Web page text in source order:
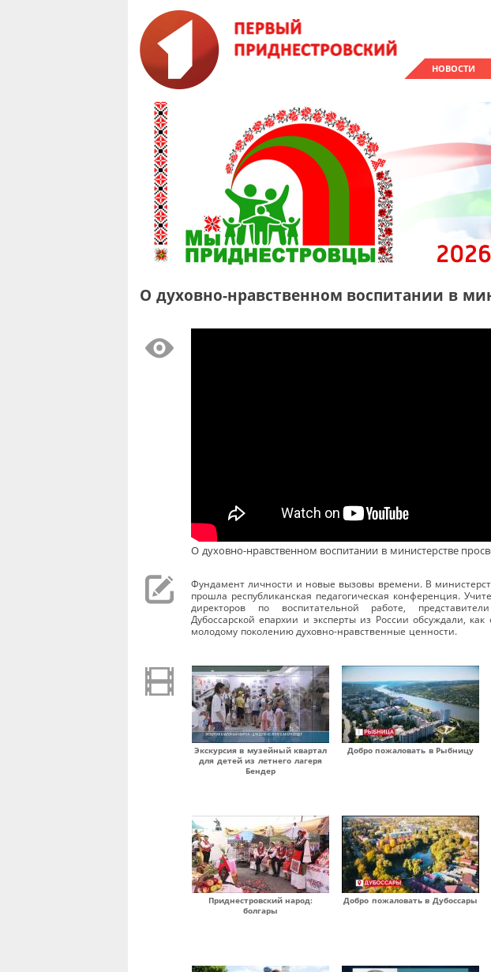
НОВОСТИ
О духовно-нравственном воспитании в
О духовно-нравственном воспитании в министерстве
Фундамент личности и новые вызовы времени. В
прошла республиканская педагогическая конференция.
директоров по воспитательной работе,
Дубоссарской епархии и эксперты из России обсуждали, как
молодому поколению духовно-нравственные ценности.
Экскурсия в музейный квартал
для детей из летнего лагеря
Бендер
Добро пожаловать в Рыбницу
Приднестровский народ:
болгары
Добро пожаловать в Дубоссары